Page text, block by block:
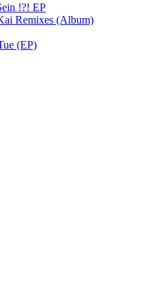
!?! EP
Remixes (Album)
(EP)